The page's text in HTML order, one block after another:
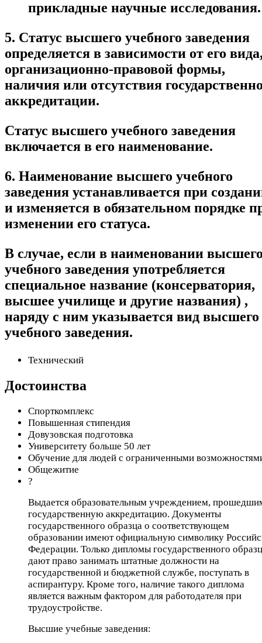
прикладные научные исследования.
5. Статус высшего учебного заведения
определяется в зависимости от его
организационно-правовой формы,
наличия или отсутствия
аккредитации.
Статус высшего учебного заведения
включается в его наименование.
6. Наименование высшего учебного
заведения устанавливается при
и изменяется в обязательном порядке
изменении его статуса.
В случае, если в наименовании
учебного заведения употребляется
специальное название (консерватория,
высшее училище и другие названия) ,
наряду с ним указывается вид высшего
учебного заведения.
Технический
Достоинства
Спорткомплекс
Повышенная стипендия
Довузовская подготовка
Университету больше 50 лет
Обучение для людей с ограниченными
Общежитие
?
Выдается образовательным учреждением,
государственную аккредитацию. Документы
государственного образца о соответствующем
образовании имеют официальную символику
Федерации. Только дипломы государственного
дают право занимать штатные должности на
государственной и бюджетной службе, поступать в
аспирантуру. Кроме того, наличие такого диплома
является важным фактором для работодателя при
трудоустройстве.
Высшие учебные заведения: